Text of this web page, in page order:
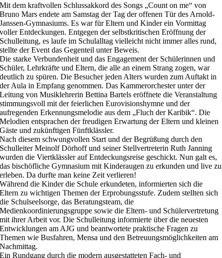
Mit dem kraftvollen Schlussakkord des Songs „Count on me“ von
Bruno Mars endete am Samstag der Tag der offenen Tür des Arnold-
Janssen-Gymnasiums. Es war für Eltern und Kinder ein Vormittag
voller Entdeckungen. Entgegen der selbstkritischen Eröffnung der
Schulleitung, es laufe im Schulalltag vielleicht nicht immer alles rund,
stellte der Event das Gegenteil unter Beweis.
Die starke Verbundenheit und das Engagement der Schülerinnen und
Schüler, Lehrkräfte und Eltern, die alle an einem Strang zogen, war
deutlich zu spüren. Die Besucher jeden Alters wurden zum Auftakt in
der Aula in Empfang genommen. Das Kammerorchester unter der
Leitung von Musiklehrerin Bettina Bartels eröffnete die Veranstaltung
stimmungsvoll mit der feierlichen Eurovisionshymne und der
aufregenden Erkennungsmelodie aus dem „Fluch der Karibik“. Die
Melodien entsprachen der freudigen Erwartung der Eltern und kleinen
Gäste und zukünftigen Fünftklässler.
Nach diesem schwungvollen Start und der Begrüßung durch den
Schulleiter Meinolf Dörhoff und seiner Stellvertreterin Ruth Janning
wurden die Viertklässler auf Entdeckungsreise geschickt. Nun galt es,
das bischöfliche Gymnasium mit Kinderaugen zu erkunden und live zu
erleben. Da durfte man keine Zeit verlieren!
Während die Kinder die Schule erkundeten, informierten sich die
Eltern zu wichtigen Themen der Erprobungsstufe. Zudem stellten sich
die Schulseelsorge, das Beratungsteam, die
Medienkoordinierungsgruppe sowie die Eltern- und Schülervertretung
mit ihrer Arbeit vor. Die Schulleitung informierte über die neuesten
Entwicklungen am AJG und beantwortete praktische Fragen zu
Themen wie Busfahren, Mensa und den Betreuungsmöglichkeiten am
Nachmittag.
Ein Rundgang durch die modern ausgestatteten Fach- und